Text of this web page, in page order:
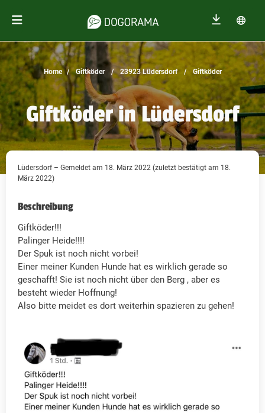
Home Giftköder 23923 Lüdersdorf Giftköder
Giftköder in Lüdersdorf
Lüdersdorf – Gemeldet am 18. März 2022 (zuletzt bestätigt am 18.
März 2022)
Beschreibung
Giftköder!!!
Palinger Heide!!!!
Der Spuk ist noch nicht vorbei!
Einer meiner Kunden Hunde hat es wirklich gerade so
geschafft! Sie ist noch nicht über den Berg , aber es
besteht wieder Hoffnung!
Also bitte meidet es dort weiterhin spazieren zu gehen!